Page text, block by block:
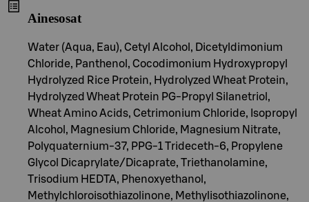
Ainesosat
Water (Aqua, Eau), Cetyl Alcohol, Dicetyldimonium
Chloride, Panthenol, Cocodimonium Hydroxypropyl
Hydrolyzed Rice Protein, Hydrolyzed Wheat Protein,
Hydrolyzed Wheat Protein PG-Propyl Silanetriol,
Wheat Amino Acids, Cetrimonium Chloride, Isopropyl
Alcohol, Magnesium Chloride, Magnesium Nitrate,
Polyquaternium-37, PPG-1 Trideceth-6, Propylene
Glycol Dicaprylate/Dicaprate, Triethanolamine,
Trisodium HEDTA, Phenoxyethanol,
Methylchloroisothiazolinone, Methylisothiazolinone,